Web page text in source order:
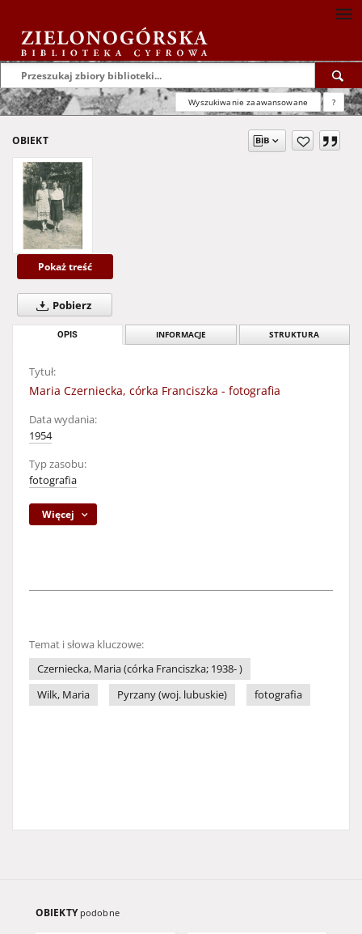
Wyszukiwanie zaawansowane ?
OBIEKT
Pokaż treść
Pobierz
OPIS INFORMACJE STRUKTURA
Tytuł:
Maria Czerniecka, córka Franciszka - fotografia
Data wydania:
1954
Typ zasobu:
fotografia
Więcej
Temat i słowa kluczowe:
Czerniecka, Maria (córka Franciszka; 1938- )
Wilk, Maria
Pyrzany (woj. lubuskie) fotografia
OBIEKTY podobne